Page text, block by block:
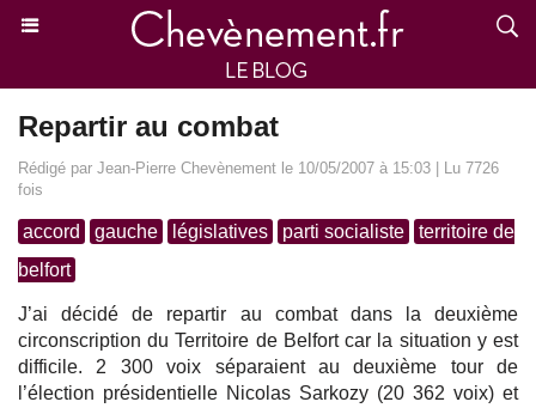
Repartir au combat
Rédigé par Jean-Pierre Chevènement le 10/05/2007 à 15:03 | Lu 7726
fois
accord gauche législatives parti socialiste
territoire de
belfort
J’ai décidé de repartir au combat dans la deuxième
circonscription du Territoire de Belfort car la situation y est
difficile. 2 300 voix séparaient au deuxième tour de
l’élection présidentielle Nicolas Sarkozy (20 362 voix) et